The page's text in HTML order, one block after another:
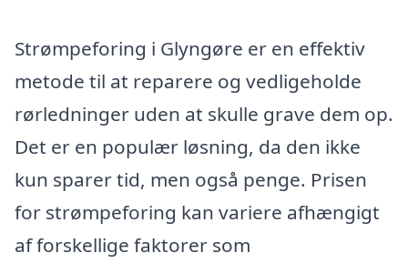
Strømpeforing i Glyngøre er en effektiv
metode til at reparere og vedligeholde
rørledninger uden at skulle grave dem op.
Det er en populær løsning, da den ikke
kun sparer tid, men også penge. Prisen
for strømpeforing kan variere afhængigt
af forskellige faktorer som